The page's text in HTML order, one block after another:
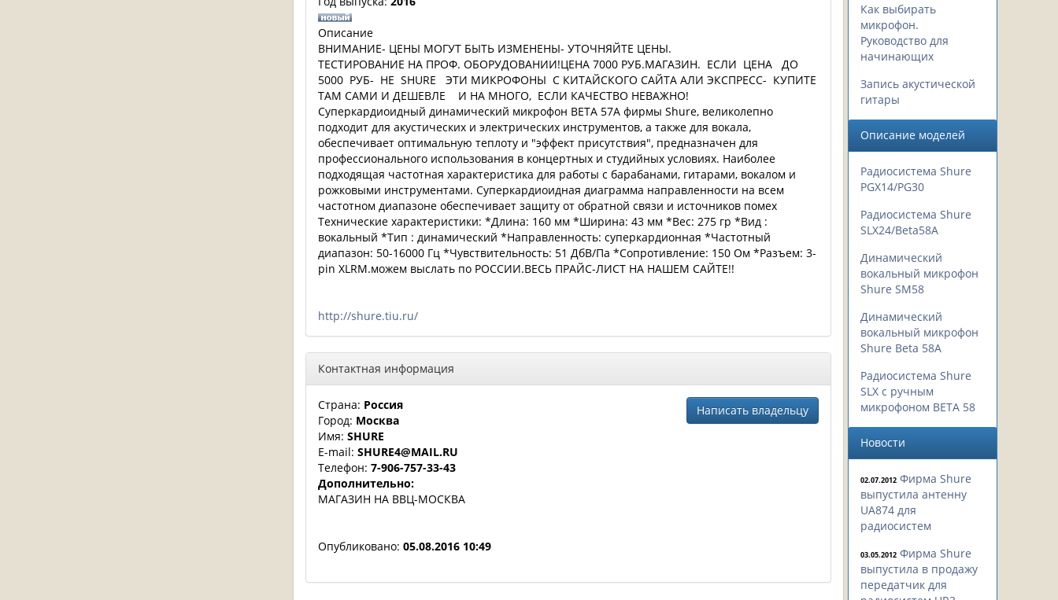
Описание
ВНИМАНИЕ- ЦЕНЫ МОГУТ БЫТЬ ИЗМЕНЕНЫ- УТОЧНЯЙТЕ ЦЕНЫ.
ТЕСТИРОВАНИЕ НА ПРОФ. ОБОРУДОВАНИИ!ЦЕНА 7000 РУБ.МАГАЗИН. ЕСЛИ ЦЕНА ДО
5000 РУБ- НЕ SHURE ЭТИ МИКРОФОНЫ С КИТАЙСКОГО САЙТА АЛИ ЭКСПРЕСС- КУПИТЕ
ТАМ САМИ И ДЕШЕВЛЕ И НА МНОГО, ЕСЛИ КАЧЕСТВО НЕВАЖНО!
Суперкардиоидный динамический микрофон BETA 57А фирмы Shure, великолепно
подходит для акустических и электрических инструментов, а также для вокала,
обеспечивает оптимальную теплоту и "эффект присутствия", предназначен для
профессионального использования в концертных и студийных условиях. Наиболее
подходящая частотная характеристика для работы с барабанами, гитарами, вокалом и
рожковыми инструментами. Суперкардиоидная диаграмма направленности на всем
частотном диапазоне обеспечивает защиту от обратной связи и источников помех
Технические характеристики: *Длина: 160 мм *Ширина: 43 мм *Вес: 275 гр *Вид :
вокальный *Тип : динамический *Направленность: суперкардионная *Частотный
диапазон: 50-16000 Гц *Чувствительность: 51 ДбВ/Па *Сопротивление: 150 Ом *Разъем: 3-
pin XLRM.можем выслать по РОССИИ.ВЕСЬ ПРАЙС-ЛИСТ НА НАШЕМ САЙТЕ!!
http://shure.tiu.ru/
Контактная информация
Написать владельцу
Страна: Россия
Город: Москва
Имя: SHURE
E-mail: SHURE4@MAIL.RU
Телефон: 7-906-757-33-43
Дополнительно:
МАГАЗИН НА ВВЦ-МОСКВА
Опубликовано: 05.08.2016 10:49
Как выбирать
микрофон.
Руководство для
начинающих
Запись акустической
гитары
Описание моделей
Радиосистема Shure
PGX14/PG30
Радиосистема Shure
SLX24/Beta58A
Динамический
вокальный микрофон
Shure SM58
Динамический
вокальный микрофон
Shure Beta 58A
Радиосистема Shure
SLX с ручным
микрофоном BETA 58
Новости
02.07.2012 Фирма Shure
выпустила антенну
UA874 для
радиосистем
03.05.2012 Фирма Shure
выпустила в продажу
передатчик для